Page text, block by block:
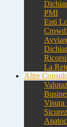
PMI
Enti
La
Altre
Visura